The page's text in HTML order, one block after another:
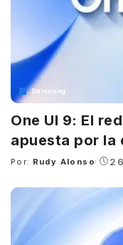
Samsung
One UI 9: El
apuesta por la
Posted
Por: Rudy Alonso